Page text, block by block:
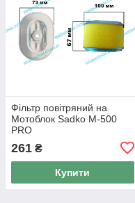
Фільтр повітряний на
Мотоблок Sadko M-500
PRO
261 ₴
Купити